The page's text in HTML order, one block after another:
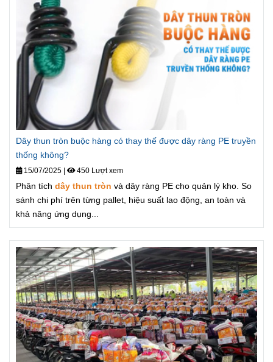
Dây thun tròn buộc hàng có thay thế được dây ràng PE truyền
thống không?
15/07/2025 | 450 Lượt xem
Phân tích dây thun tròn và dây ràng PE cho quản lý kho. So
sánh chi phí trên từng pallet, hiệu suất lao động, an toàn và
khả năng ứng dụng...